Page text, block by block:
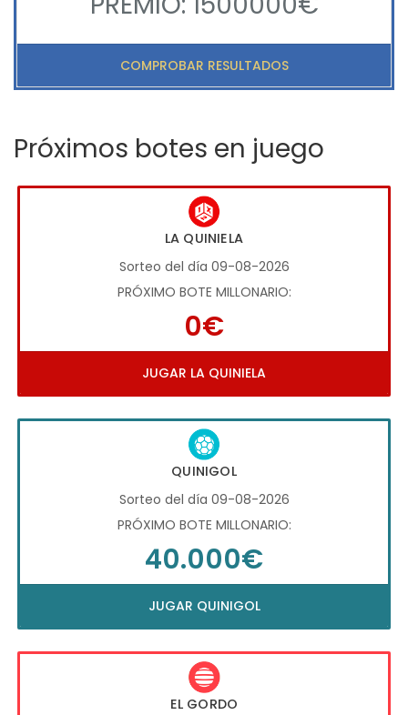
COMPROBAR RESULTADOS
Próximos botes en juego
LA QUINIELA
Sorteo del día 09-08-2026
PRÓXIMO BOTE MILLONARIO:
0€
JUGAR LA QUINIELA
QUINIGOL
Sorteo del día 09-08-2026
PRÓXIMO BOTE MILLONARIO:
40.000€
JUGAR QUINIGOL
EL GORDO